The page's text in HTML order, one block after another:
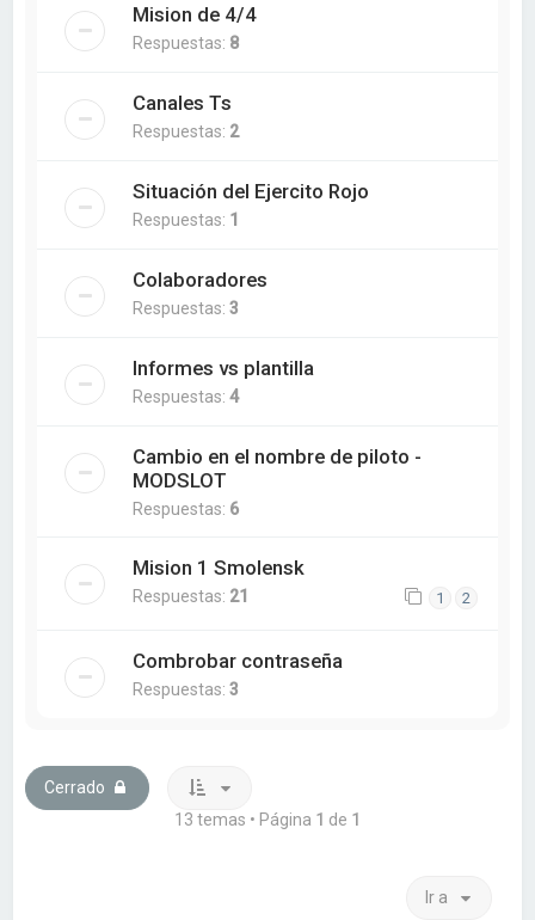
Mision de 4/4
Respuestas: 8
Canales Ts
Respuestas: 2
Situación del Ejercito Rojo
Respuestas: 1
Colaboradores
Respuestas:3
Informes vs plantilla
Respuestas:4
Cambio en el nombre de piloto -
MODSLOT
Respuestas: 6
Mision 1 Smolensk
Respuestas: 21 1 2
Combrobar contraseña
Respuestas:3
Cerrado
13 temas • Página 1 de 1
Ir a